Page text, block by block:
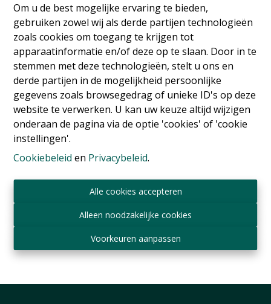
Om u de best mogelijke ervaring te bieden,
gebruiken zowel wij als derde partijen technologieën
zoals cookies om toegang te krijgen tot
apparaatinformatie en/of deze op te slaan. Door in te
stemmen met deze technologieën, stelt u ons en
derde partijen in de mogelijkheid persoonlijke
gegevens zoals browsegedrag of unieke ID's op deze
website te verwerken. U kan uw keuze altijd wijzigen
onderaan de pagina via de optie 'cookies' of 'cookie
instellingen'.
Cookiebeleid en Privacybeleid.
Alle cookies accepteren
Alleen noodzakelijke cookies
Voorkeuren aanpassen
Appartement
|Ref: 16975
€ 2.500.000
800000 m²